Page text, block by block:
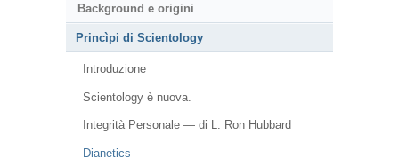
Background e origini
Princìpi di Scientology
Introduzione
Scientology è nuova.
Integrità Personale — di L. Ron Hubbard
Dianetics